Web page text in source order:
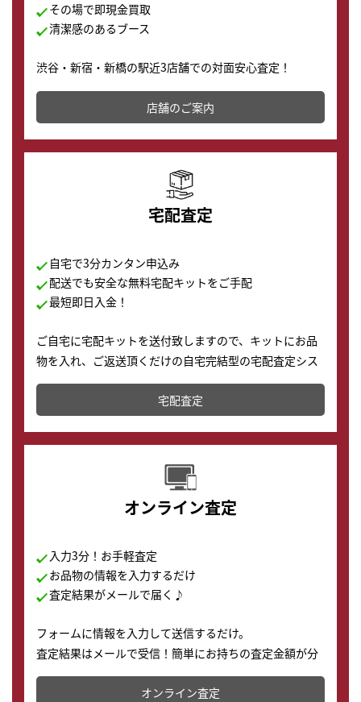
その場で即現金買取
清潔感のあるブース
渋谷・新宿・新橋の駅近3店舗での対面安心査定！
その場で現金買取致します。渋谷本店では、時計販売の
店舗を併設しており、下取りに出してお得に新しい時計
の購入もできます♪
店舗のご案内
宅配査定
自宅で3分カンタン申込み
配送でも安全な無料宅配キットをご手配
最短即日入金！
ご自宅に宅配キットを送付致しますので、キットにお品
物を入れ、ご返送頂くだけの自宅完結型の宅配査定シス
テムです。
配送でも簡単&安全に査定・買取に出すことが可能で
す。
宅配査定
オンライン査定
入力3分！お手軽査定
お品物の情報を入力するだけ
査定結果がメールで届く♪
フォームに情報を入力して送信するだけ。
査定結果はメールで受信！簡単にお持ちの査定金額が分
かります。
オンライン査定